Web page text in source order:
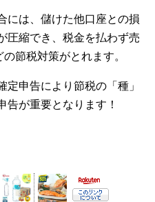
には、儲けた他口座との損
圧縮でき、税金を払わず売
節税対策がとれます。
申告により節税の「種」
告が重要となります！